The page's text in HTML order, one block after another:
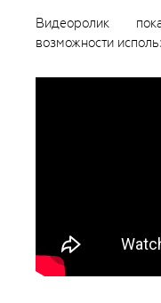
Видеоролик
возможности